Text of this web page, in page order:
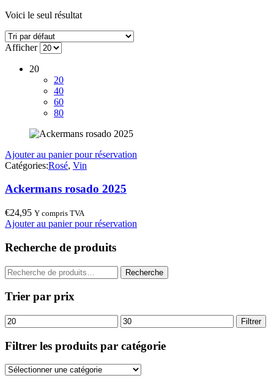
Voici le seul résultat
Afficher
20
20
40
60
80
Ajouter au panier pour réservation
Catégories:Rosé, Vin
Ackermans rosado 2025
€24,95 Y compris TVA
Ajouter au panier pour réservation
Recherche de produits
Recherche
pour :
Recherche
Trier par prix
Prix
min
Prix
max
Filtrer
Filtrer les produits par catégorie